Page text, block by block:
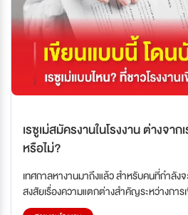
เรซูเม่สมัครงานในโรงงาน ต่างจ
หรือไม่?
เทศกาลหางานมาถึงแล้ว สำหรับคนที่กำลังจ
สงสัยเรื่องความแตกต่างสำคัญระหว่างการเ
และเรซูเม่สำหรับงานออฟฟิศหรือไม่? ควา